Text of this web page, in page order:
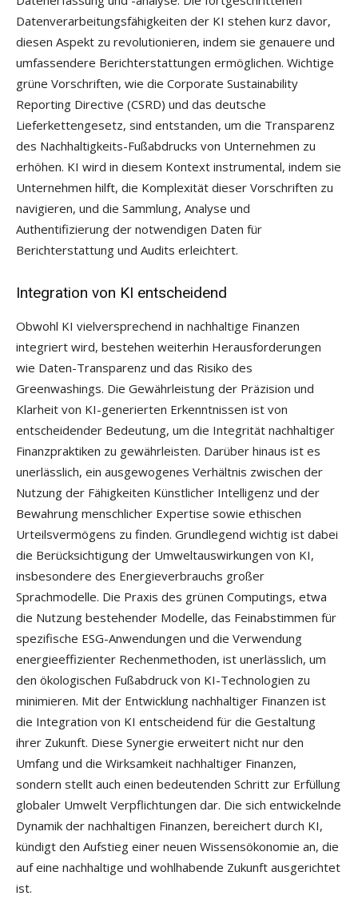
Datenverarbeitungsfähigkeiten der KI stehen kurz davor,
diesen Aspekt zu revolutionieren, indem sie genauere und
umfassendere Berichterstattungen ermöglichen. Wichtige
grüne Vorschriften, wie die Corporate Sustainability
Reporting Directive (CSRD) und das deutsche
Lieferkettengesetz, sind entstanden, um die Transparenz
des Nachhaltigkeits-Fußabdrucks von Unternehmen zu
erhöhen. KI wird in diesem Kontext instrumental, indem sie
Unternehmen hilft, die Komplexität dieser Vorschriften zu
navigieren, und die Sammlung, Analyse und
Authentifizierung der notwendigen Daten für
Berichterstattung und Audits erleichtert.
Integration von KI entscheidend
Obwohl KI vielversprechend in nachhaltige Finanzen
integriert wird, bestehen weiterhin Herausforderungen
wie Daten-Transparenz und das Risiko des
Greenwashings. Die Gewährleistung der Präzision und
Klarheit von KI-generierten Erkenntnissen ist von
entscheidender Bedeutung, um die Integrität nachhaltiger
Finanzpraktiken zu gewährleisten. Darüber hinaus ist es
unerlässlich, ein ausgewogenes Verhältnis zwischen der
Nutzung der Fähigkeiten Künstlicher Intelligenz und der
Bewahrung menschlicher Expertise sowie ethischen
Urteilsvermögens zu finden. Grundlegend wichtig ist dabei
die Berücksichtigung der Umweltauswirkungen von KI,
insbesondere des Energieverbrauchs großer
Sprachmodelle. Die Praxis des grünen Computings, etwa
die Nutzung bestehender Modelle, das Feinabstimmen für
spezifische ESG-Anwendungen und die Verwendung
energieeffizienter Rechenmethoden, ist unerlässlich, um
den ökologischen Fußabdruck von KI-Technologien zu
minimieren. Mit der Entwicklung nachhaltiger Finanzen ist
die Integration von KI entscheidend für die Gestaltung
ihrer Zukunft. Diese Synergie erweitert nicht nur den
Umfang und die Wirksamkeit nachhaltiger Finanzen,
sondern stellt auch einen bedeutenden Schritt zur Erfüllung
globaler Umwelt Verpflichtungen dar. Die sich entwickelnde
Dynamik der nachhaltigen Finanzen, bereichert durch KI,
kündigt den Aufstieg einer neuen Wissensökonomie an, die
auf eine nachhaltige und wohlhabende Zukunft ausgerichtet
ist.